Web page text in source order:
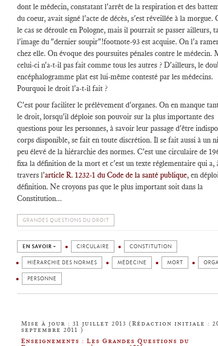
dont le médecin, constatant l'arrêt de la respiration et des
du coeur, avait signé l'acte de décès, s'est réveillée à la morgue.
le cas se déroule en Pologne, mais il pourrait se passer ailleurs,
l'image du "dernier soupir"!footnote-93 est acquise. On l'a
chez elle. On évoque des poursuites pénales contre le médecin.
celui-ci n'a-t-il pas fait comme tous les autres ? D'ailleurs, le
encéphalogramme plat est lui-même contesté par les médecins.
Pourquoi le droit l'a-t-il fait ?
C'est pour faciliter le prélèvement d'organes. On en manque
le droit, lorsqu'il déploie son pouvoir sur la plus importante des
questions pour les personnes, à savoir leur passage d'être
corps disponible, se fait en toute discrétion. Il se fait aussi à un
peu élevé de la hiérarchie des normes. C'est une circulaire de
fixa la définition de la mort et c'est un texte réglementaire qui a,
travers l'article R. 1232-1 du Code de la santé publique, en
définition. Ne croyons pas que le plus important soit dans la
Constitution...
GRANDES QUESTIONS DU DROIT
EN SAVOIR + CIRCULAIRE CONSTITUTION
HIÉRARCHIE DES NORMES MÉDECINE MORT
PERSONNE
Mise à jour : 31 juillet 2013 (Rédaction initiale :
septembre 2011 )
Enseignements : Les Grandes Questions du